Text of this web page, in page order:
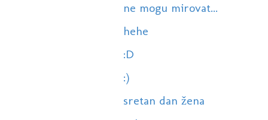
ne mogu mirovat...
hehe
:D
:)
sretan dan žena